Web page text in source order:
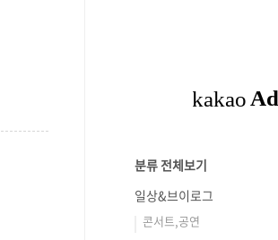
분류 전체보기
일상&브이로그
콘서트,공연